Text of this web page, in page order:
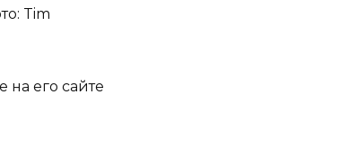
Tim
его сайте